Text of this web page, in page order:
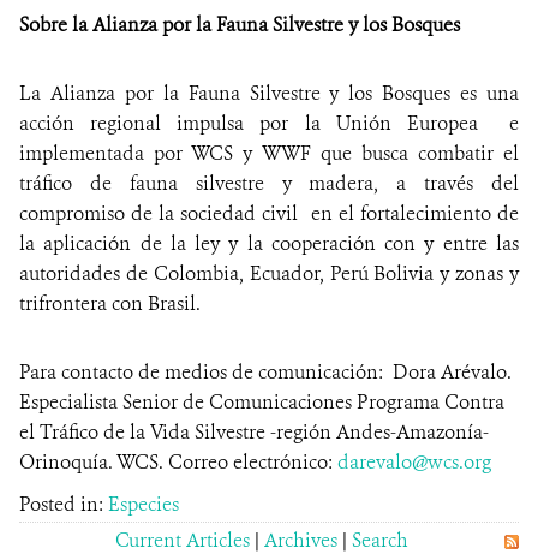
Sobre la Alianza por la Fauna Silvestre y los Bosques
La Alianza por la Fauna Silvestre y los Bosques es una
acción regional impulsa por la Unión Europea e
implementada por WCS y WWF que busca combatir el
tráfico de fauna silvestre y madera, a través del
compromiso de la sociedad civil en el fortalecimiento de
la aplicación de la ley y la cooperación con y entre las
autoridades de Colombia, Ecuador, Perú Bolivia y zonas y
trifrontera con Brasil.
Para contacto de medios de comunicación: Dora Arévalo.
Especialista Senior de Comunicaciones Programa Contra
el Tráfico de la Vida Silvestre -región Andes-Amazonía-
Orinoquía. WCS. Correo electrónico: darevalo@wcs.org
Posted in: Especies
Current Articles | Archives | Search